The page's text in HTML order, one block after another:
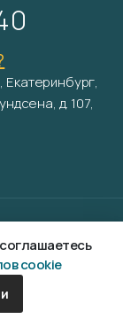
д. 107,
—Fanky.ru
данных
данных
cookie